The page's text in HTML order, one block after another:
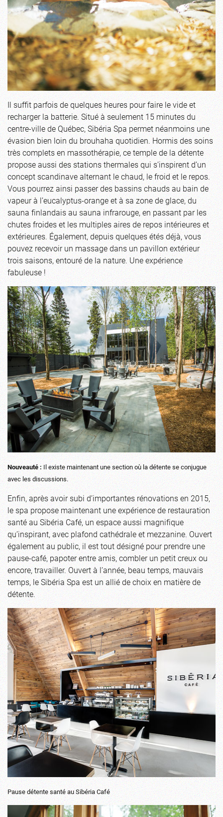
Il suffit parfois de quelques heures pour faire le vide et
recharger la batterie. Situé à seulement 15 minutes du
centre-ville de Québec, Sibéria Spa permet néanmoins une
évasion bien loin du brouhaha quotidien. Hormis des soins
très complets en massothérapie, ce temple de la détente
propose aussi des stations thermales qui s’inspirent d’un
concept scandinave alternant le chaud, le froid et le repos.
Vous pourrez ainsi passer des bassins chauds au bain de
vapeur à l’eucalyptus-orange et à sa zone de glace, du
sauna finlandais au sauna infrarouge, en passant par les
chutes froides et les multiples aires de repos intérieures et
extérieures. Également, depuis quelques étés déjà, vous
pouvez recevoir un massage dans un pavillon extérieur
trois saisons, entouré de la nature. Une expérience
fabuleuse !
Nouveauté :Il existe maintenant une section où la détente se conjugue
avec les discussions.
Enfin, après avoir subi d’importantes rénovations en 2015,
le spa propose maintenant une expérience de restauration
santé au Sibéria Café, un espace aussi magnifique
qu’inspirant, avec plafond cathédrale et mezzanine. Ouvert
également au public, il est tout désigné pour prendre une
pause-café, papoter entre amis, combler un petit creux ou
encore, travailler. Ouvert à l’année, beau temps, mauvais
temps, le Sibéria Spa est un allié de choix en matière de
détente.
Pause détente santé au Sibéria Café